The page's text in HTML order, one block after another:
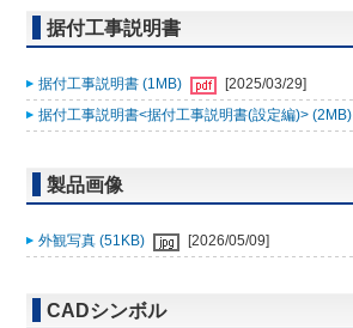
据付工事説明書
据付工事説明書 (1MB)
[2025/03/29]
据付工事説明書<据付工事説明書(設定編)> (2MB)
製品画像
外観写真 (51KB) [2026/05/09]
CADシンボル